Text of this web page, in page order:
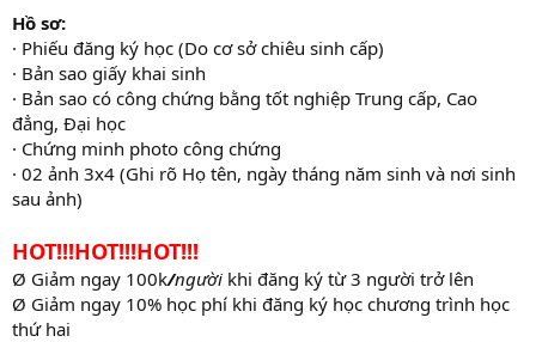
Hồ sơ:
· Phiếu đăng ký học (Do cơ sở chiêu sinh cấp)
· Bản sao giấy khai sinh
· Bản sao có công chứng bằng tốt nghiệp Trung cấp, Cao
đẳng, Đại học
· Chứng minh photo công chứng
· 02 ảnh 3x4 (Ghi rõ Họ tên, ngày tháng năm sinh và nơi sinh
sau ảnh)
HOT!!!HOT!!!HOT!!!
Ø Giảm ngay 100k/người khi đăng ký từ 3 người trở lên
Ø Giảm ngay 10% học phí khi đăng ký học chương trình học
thứ hai